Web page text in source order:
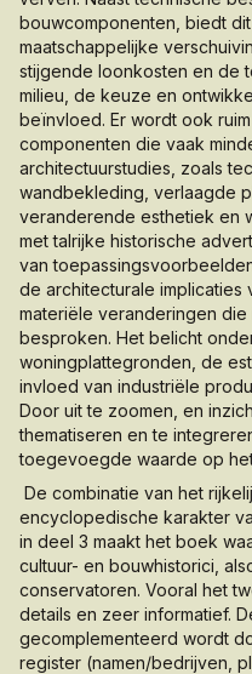
bouwcomponenten, biedt
maatschappelijke
stijgende loonkosten en de
milieu, de keuze en
beïnvloed. Er wordt ook
componenten die vaak
architectuurstudies, zoals
wandbekleding, verlaagde
veranderende esthetiek en
met talrijke historische
van
de architecturale
materiële veranderingen
besproken. Het belicht
woningplattegronden, de
invloed van industriële
Door uit te zoomen, en
thematiseren en te
toegevoegde waarde op
De combinatie van het
encyclopedische karakter
in deel 3 maakt het boek
cultuur- en bouwhistorici,
conservatoren. Vooral het
details en zeer informatief.
gecomplementeerd wordt
register (namen/bedrijven,